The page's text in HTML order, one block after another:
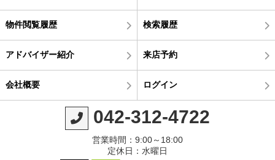
物件閲覧履歴 検索履歴
アドバイザー紹介 来店予約
会社概要 ログイン
042-312-4722
営業時間：9:00～18:00
定休日：水曜日